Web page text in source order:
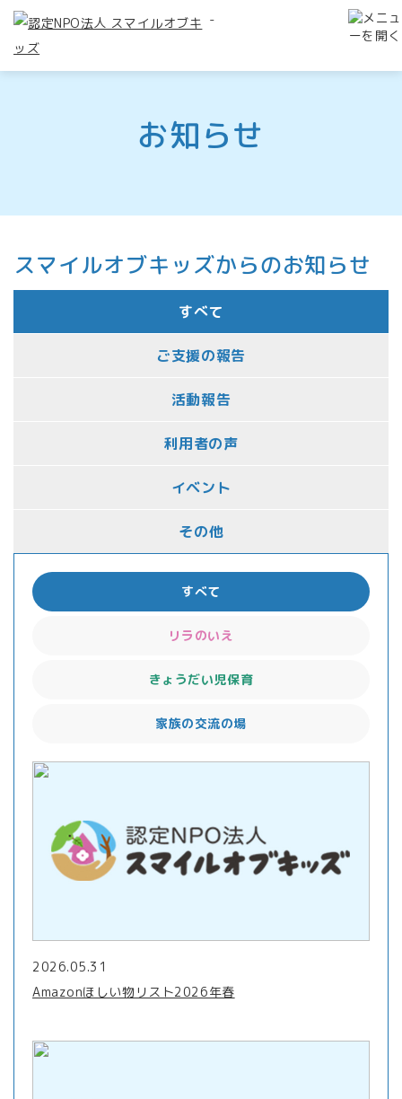
-
お知らせ
スマイルオブキッズからのお知らせ
すべて
ご支援の報告
活動報告
利用者の声
イベント
その他
すべて
リラのいえ
きょうだい児保育
家族の交流の場
2026.05.31
Amazonほしい物リスト2026年春